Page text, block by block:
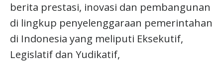
berita prestasi, inovasi dan pembangunan
di lingkup penyelenggaraan pemerintahan
di Indonesia yang meliputi Eksekutif,
Legislatif dan Yudikatif,